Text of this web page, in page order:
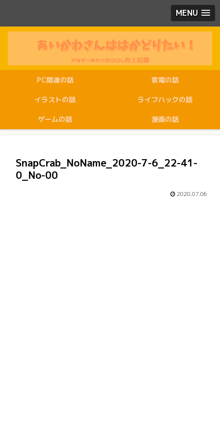
MENU
PC関連の話 家電の話
イラストの話 ライフハックの話
ゲームの話 漫画の話
SnapCrab_NoName_2020-7-6_22-41-
0_No-00
2020.07.06